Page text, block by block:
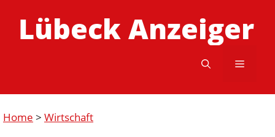
Inhalt
springenLübeck Anzeiger
Menü
Home > Wirtschaft